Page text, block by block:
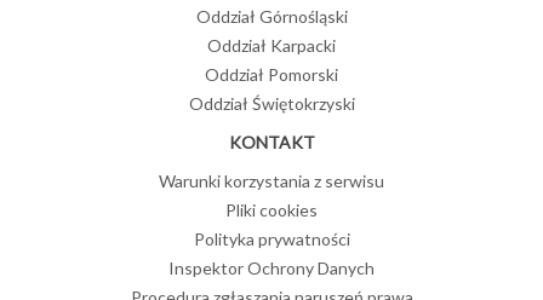
Oddział Górnośląski
Oddział Karpacki
Oddział Pomorski
Oddział Świętokrzyski
KONTAKT
Warunki korzystania z serwisu
Pliki cookies
Polityka prywatności
Inspektor Ochrony Danych